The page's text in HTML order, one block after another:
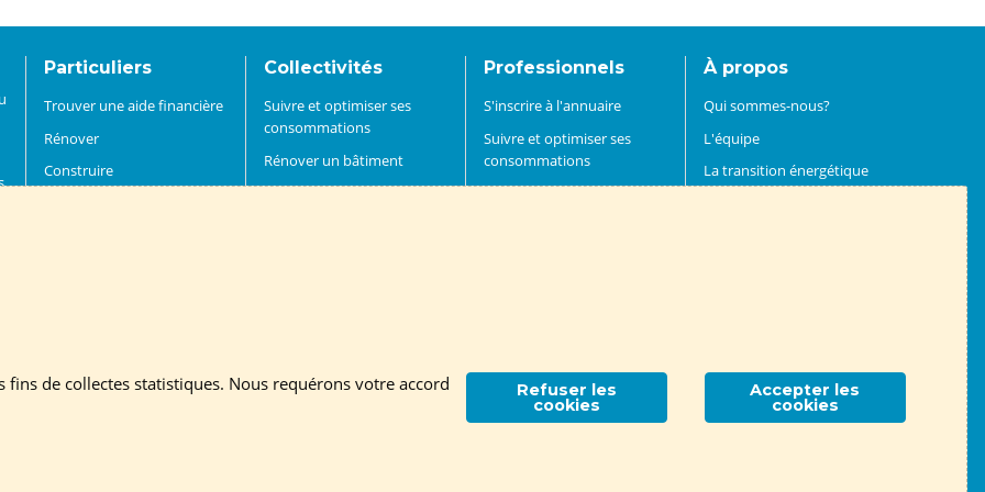
Particuliers
Trouver une aide financière
Rénover
Construire
Collectivités
Suivre et optimiser ses
consommations
Rénover un bâtiment
Installer des énergies
Professionnels
S'inscrire à l'annuaire
Suivre et optimiser ses
consommations
Rénover un bâtiment
À propos
Qui sommes-nous?
L'équipe
La transition énergétique
à la newsletter Association ALTE 69 - 14 place Jules Ferry, 69006 Lyon
de collectes statistiques. Nous requérons votre accord
Refuser les
cookies
Accepter les
cookies